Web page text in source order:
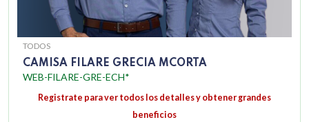
TODOS
CAMISA FILARE GRECIA MCORTA
WEB-FILARE-GRE-ECH*
Registrate para ver todos los detalles y obtener grandes
beneficios